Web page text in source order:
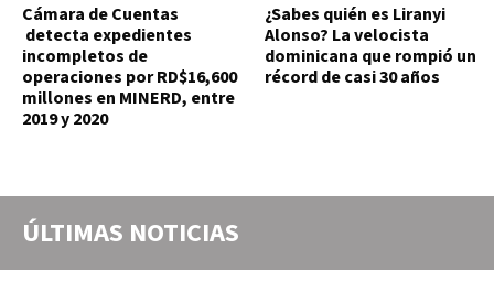
Cámara de Cuentas
detecta expedientes
incompletos de
operaciones por RD$16,600
millones en MINERD, entre
2019 y 2020
¿Sabes quién es Liranyi
Alonso? La velocista
dominicana que rompió un
récord de casi 30 años
ÚLTIMAS NOTICIAS